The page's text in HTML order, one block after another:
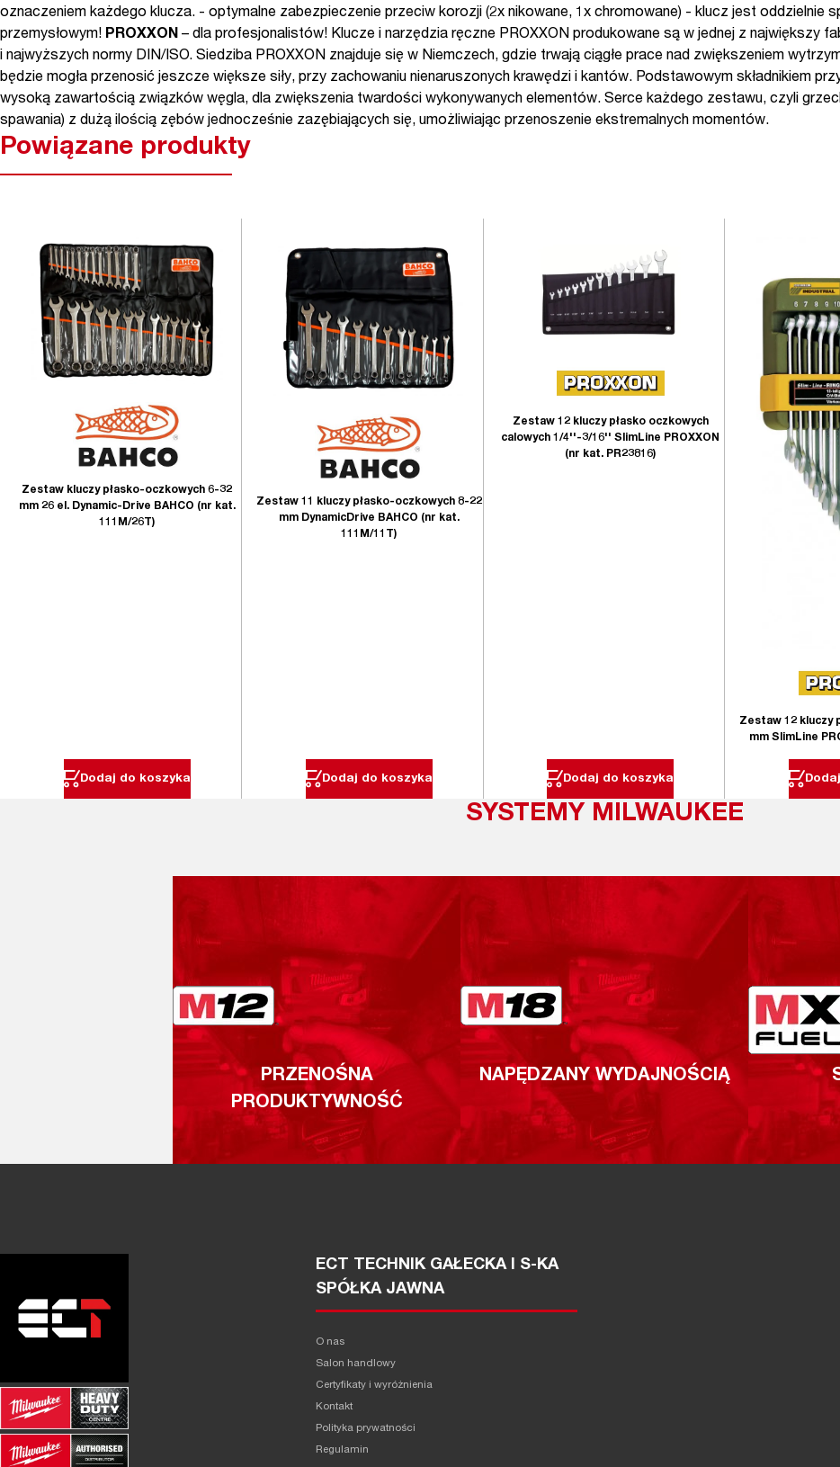
oznaczeniem każdego klucza. - optymalne zabezpieczenie przeciw korozji (2x nikowane, 1x chromowane) - klucz jest oddzielnie
przemysłowym! PROXXON – dla profesjonalistów! Klucze i narzędzia ręczne PROXXON produkowane są w jednej z największy
i najwyższych normy DIN/ISO. Siedziba PROXXON znajduje się w Niemczech, gdzie trwają ciągłe prace nad zwiększeniem
będzie mogła przenosić jeszcze większe siły, przy zachowaniu nienaruszonych krawędzi i kantów. Podstawowym składnikiem
wysoką zawartością związków węgla, dla zwiększenia twardości wykonywanych elementów. Serce każdego zestawu, czyli
spawania) z dużą ilością zębów jednocześnie zazębiających się, umożliwiając przenoszenie ekstremalnych momentów.
Powiązane produkty
Zestaw kluczy płasko-oczkowych 6-32
mm 26 el. Dynamic-Drive BAHCO (nr kat.
111M/26T)
Dodaj do koszyka
Zestaw 11 kluczy płasko-oczkowych 8-22
mm DynamicDrive BAHCO (nr kat.
111M/11T)
Dodaj do koszyka
Zestaw 12 kluczy płasko oczkowych
calowych 1/4''-3/16'' SlimLine PROXXON
(nr kat. PR23816)
Dodaj do koszyka
Zestaw 12 kluczy
mm SlimLine
SYSTEMY MILWAUKEE
PRZENOŚNA
PRODUKTYWNOŚĆ
NAPĘDZANY WYDAJNOŚCIĄ
ECT TECHNIK GAŁECKA I S-KA
SPÓŁKA JAWNA
O nas
Salon handlowy
Certyfikaty i wyróżnienia
Kontakt
Polityka prywatności
Regulamin